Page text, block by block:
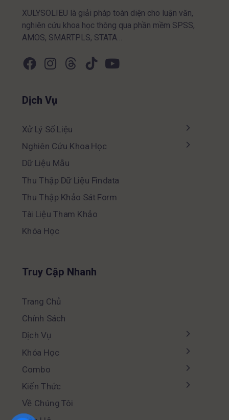
XULYSOLIEU là giải pháp toàn diện cho luận văn,
nghiên cứu khoa học thông qua phần mềm SPSS,
AMOS, SMARTPLS, STATA…
Dịch Vụ
Xử Lý Số Liệu
Nghiên Cứu Khoa Học
Dữ Liệu Mẫu
Thu Thập Dữ Liệu Findata
Thu Thập Khảo Sát Form
Tài Liệu Tham Khảo
Khóa Học
Truy Cập Nhanh
Trang Chủ
Chính Sách
Dịch Vụ
Khóa Học
Combo
Kiến Thức
Về Chúng Tôi